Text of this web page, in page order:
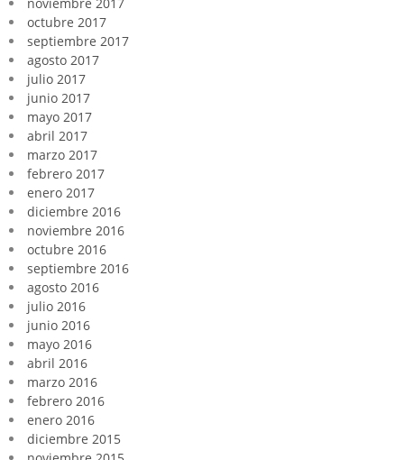
noviembre 2017
octubre 2017
septiembre 2017
agosto 2017
julio 2017
junio 2017
mayo 2017
abril 2017
marzo 2017
febrero 2017
enero 2017
diciembre 2016
noviembre 2016
octubre 2016
septiembre 2016
agosto 2016
julio 2016
junio 2016
mayo 2016
abril 2016
marzo 2016
febrero 2016
enero 2016
diciembre 2015